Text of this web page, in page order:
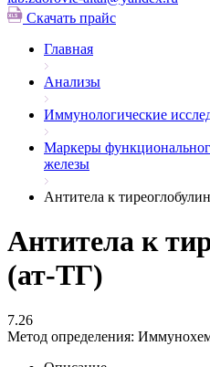
Скачать прайс
Главная
Анализы
Иммунологические
Маркеры
железы
Антитела к
Антитела к
(ат-ТГ)
7.26
Метод определения: